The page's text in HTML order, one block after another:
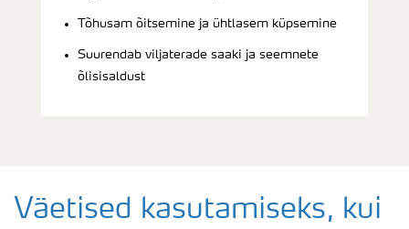
Tõhusam õitsemine ja ühtlasem küpsemine
Suurendab viljaterade saaki ja seemnete
õlisisaldust
Väetised kasutamiseks, kui